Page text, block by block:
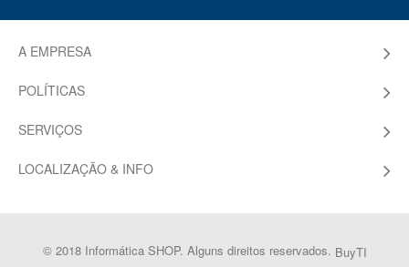
A EMPRESA
POLÍTICAS
SERVIÇOS
LOCALIZAÇÃO & INFO
© 2018 Informática SHOP. Alguns direitos reservados. BuyTI